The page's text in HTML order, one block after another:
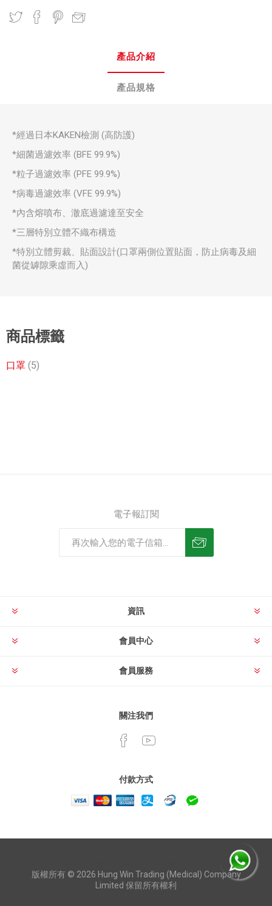
產品介紹
產品規格
*經過日本KAKEN檢測 (高防護)
*細菌過濾效率 (BFE 99.9%)
*粒子過濾效率 (PFE 99.9%)
*病毒過濾效率 (VFE 99.9%)
*內含熔噴布、澈底過濾達至安全
*三層特別立體不織布構造
*特別立體剪裁、貼面設計(口罩兩側位置貼面，防止病毒及細
菌從罅隙乘虛而入)
商品標籤
口罩 (5)
電子報訂閱
資訊
會員中心
會員服務
關注我們
付款方式
版權所有 © 2026 Hung Win Trading (Medical) Company
Limited 保留所有權利